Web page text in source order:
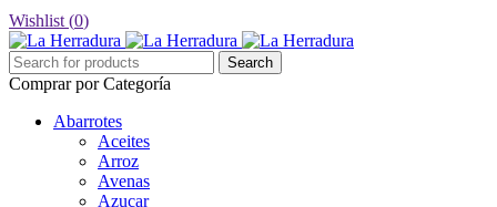
Wishlist (0)
Comprar por Categoría
Abarrotes
Aceites
Arroz
Avenas
Azucar